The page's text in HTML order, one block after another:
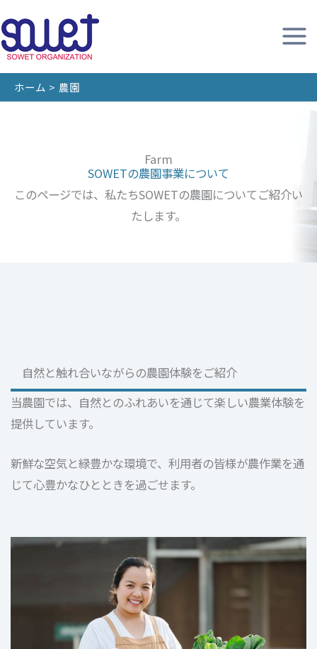
容
を
ス
ホーム 農園
Farm
SOWETの農園事業について
このページでは、私たちSOWETの農園についてご紹介い
たします。
自然と触れ合いながらの農園体験をご紹介
当農園では、自然とのふれあいを通じて楽しい農業体験を
提供しています。
新鮮な空気と緑豊かな環境で、利用者の皆様が農作業を通
じて心豊かなひとときを過ごせます。